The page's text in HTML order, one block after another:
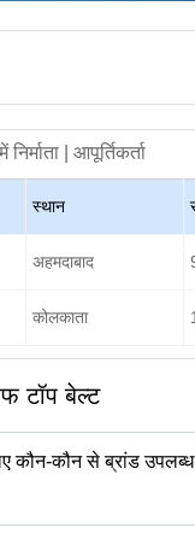
निर्माता | आपूर्तिकर्ता
स्थान
अहमदाबाद
कोलकाता 1
टॉप बेल्ट
कौन-कौन से ब्रांड